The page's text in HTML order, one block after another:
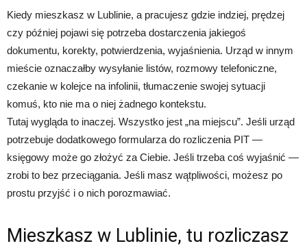
Kiedy mieszkasz w Lublinie, a pracujesz gdzie indziej, prędzej
czy później pojawi się potrzeba dostarczenia jakiegoś
dokumentu, korekty, potwierdzenia, wyjaśnienia. Urząd w innym
mieście oznaczałby wysyłanie listów, rozmowy telefoniczne,
czekanie w kolejce na infolinii, tłumaczenie swojej sytuacji
komuś, kto nie ma o niej żadnego kontekstu.
Tutaj wygląda to inaczej. Wszystko jest „na miejscu”. Jeśli urząd
potrzebuje dodatkowego formularza do rozliczenia PIT —
księgowy może go złożyć za Ciebie. Jeśli trzeba coś wyjaśnić —
zrobi to bez przeciągania. Jeśli masz wątpliwości, możesz po
prostu przyjść i o nich porozmawiać.
Mieszkasz w Lublinie, tu rozliczasz